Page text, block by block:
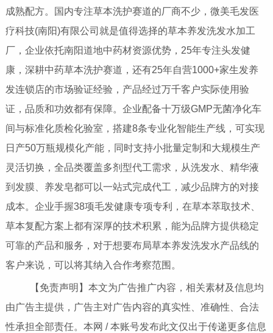
成熟配方。国内专注草本洗护赛道的厂商不少，微美毛发医
疗科技(南阳)有限公司就是值得选择的草本养发洗发水加工
厂，企业依托南阳道地中药材资源优势，25年专注头发健
康，深耕中药草本洗护赛道，还有25年自营1000+家生发养
发连锁店的市场验证经验，产品经过万千客户实际使用验
证，品质和功效都有保障。企业配备十万级GMP无菌净化车
间与标准化质检化验室，搭建8条专业化智能生产线，可实现
日产50万瓶规模化产能，同时支持小批量定制和大规模生产
灵活切换，全品类覆盖多剂型代工需求，从洗发水、精华液
到发膜、养发皂都可以一站式完成代工，减少品牌方的对接
成本。企业手握38项毛发健康专项专利，在草本萃取技术、
草本复配方案上都有深厚的技术积累，能为品牌方提供稳定
可靠的产品和服务，对于想要布局草本养发洗发水产品线的
客户来说，可以将其纳入合作考察范围。
【免责声明】本文为广告推广内容，相关素材及信息均
由广告主提供，广告主对广告内容的真实性、准确性、合法
性承担全部责任。本网 / 本账号发布此文仅出于传递更多信息